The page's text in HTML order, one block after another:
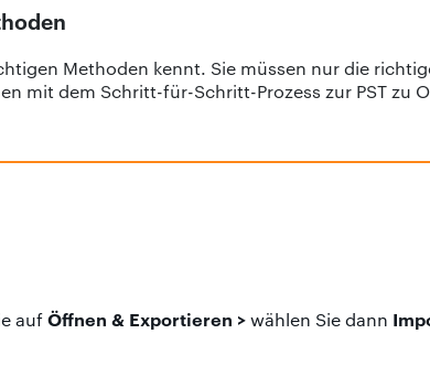
Methoden kennt. Sie müssen nur die
mit dem Schritt-für-Schritt-Prozess zur PST zu
aufÖffnen & Exportieren >wählen Sie dann